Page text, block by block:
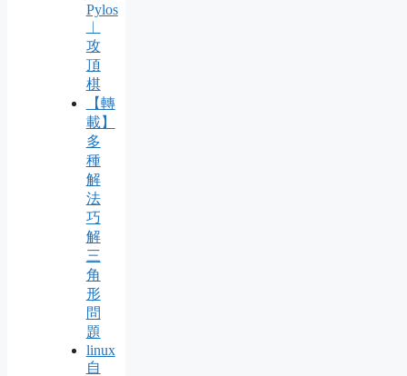
Pylos
︱
攻
頂
棋
【轉
載】
多
種
解
法
巧
解
三
角
形
問
題
linux
自